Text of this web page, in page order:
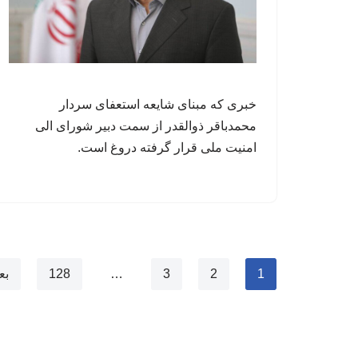
خبری که مبنای شایعه استعفای سردار
محمدباقر ذوالقدر از سمت دبیر شورای الی
امنیت ملی قرار گرفته دروغ است.
1
2
3
…
128